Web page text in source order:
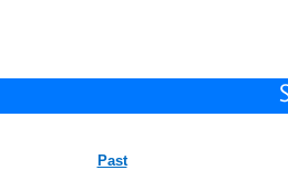
Past